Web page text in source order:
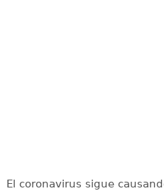
El coronavirus sigue